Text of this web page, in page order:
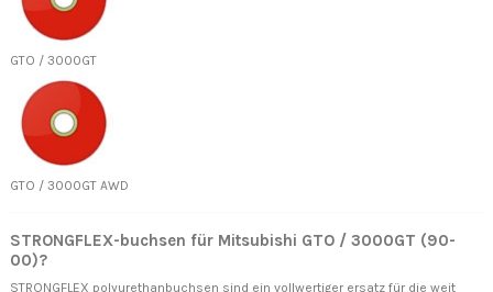
GTO / 3000GT
GTO / 3000GT AWD
STRONGFLEX-buchsen für Mitsubishi GTO / 3000GT (90-
00)?
STRONGFLEX polyurethanbuchsen sind ein vollwertiger ersatz für die weit